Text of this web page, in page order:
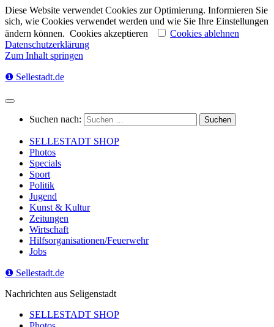
Diese Website verwendet Cookies zur Optimierung. Informieren Sie
sich, wie Cookies verwendet werden und wie Sie Ihre Einstellungen
ändern können. Cookies akzeptieren
Cookies ablehnen
Datenschutzerklärung
Zum Inhalt springen
❶ Sellestadt.de
Suchen nach:
SELLESTADT SHOP
Photos
Specials
Sport
Politik
Jugend
Kunst & Kultur
Zeitungen
Wirtschaft
Hilfsorganisationen/Feuerwehr
Jobs
❶ Sellestadt.de
Nachrichten aus Seligenstadt
SELLESTADT SHOP